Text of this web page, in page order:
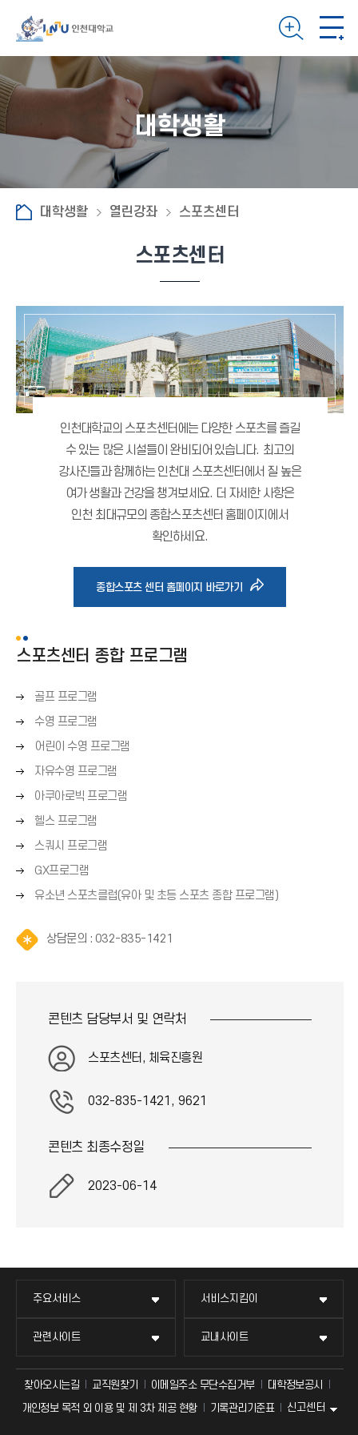
대학생활
대학생활 열린강좌 스포츠센터
스포츠센터
인천대학교의 스포츠센터에는 다양한 스포츠를 즐길
수 있는 많은 시설들이 완비되어 있습니다. 최고의
강사진들과 함께하는 인천대 스포츠센터에서 질 높은
여가 생활과 건강을 챙겨보세요. 더 자세한 사항은
인천 최대규모의 종합스포츠센터 홈페이지에서
확인하세요.
종합스포츠 센터 홈페이지 바로가기 바
스포츠센터 종합 프로그램
오
른
쪽
화
살
표
(
→
골프 프로그램
오
른
쪽
화
살
표
(
→
수영 프로그램
오
른
쪽
화
살
표
(
→
어린이 수영 프로그램
오
른
쪽
화
살
(
→
자유수영 프로그램
오
른
쪽
화
살
(
아쿠아로빅 프로그램
오
른
쪽
화
살
표
→
헬스 프로그램
오
쪽
화
(
스쿼시 프로그램
오
른
쪽
살
GX프로그램
오
화
유소년 스포츠클럽(유아 및 초등 스포츠 종합 프로그램)
상담문의 : 032-835-1421
이
)
콘텐츠 담당부서 및 연락처
스포츠센터, 체육진흥원
032-835-1421, 9621
콘텐츠 최종수정일
2023-06-14
주요서비스 서비스지킴이
관련사이트 교내사이트
찾아오시는길 교직원찾기 이메일주소 무단수집거부
대학정보공시
개인정보 목적 외 이용 및 제 3차 제공 현황
기록관리기준표 신고센터